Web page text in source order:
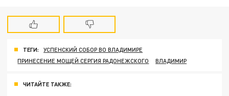
ТЕГИ:
УСПЕНСКИЙ СОБОР ВО ВЛАДИМИРЕ
ПРИНЕСЕНИЕ МОЩЕЙ СЕРГИЯ РАДОНЕЖСКОГО
ВЛАДИМИР
ЧИТАЙТЕ ТАКЖЕ: